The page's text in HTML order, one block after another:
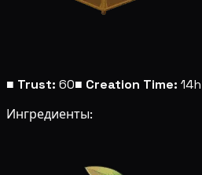
■ Trust: 60■ Creation Time: 14h
Ингредиенты: